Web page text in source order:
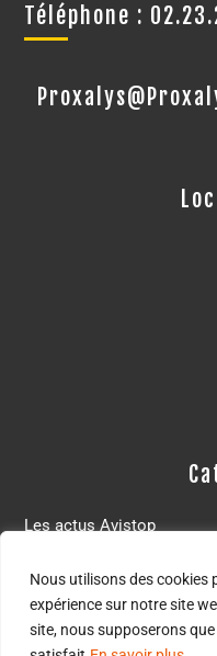
Nous utilisons des cookies
expérience sur notre site
site, nous supposerons
Téléphone :
Les actus Avistop